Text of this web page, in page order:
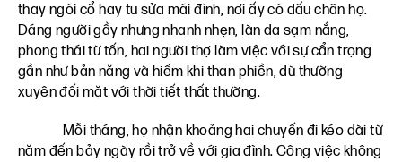
thay ngói cổ hay tu sửa mái đình, nơi ấy có dấu chân họ.
Dáng người gầy nhưng nhanh nhẹn, làn da sạm nắng,
phong thái từ tốn, hai người thợ làm việc với sự cẩn trọng
gần như bản năng và hiếm khi than phiền, dù thường
xuyên đối mặt với thời tiết thất thường.
Mỗi tháng, họ nhận khoảng hai chuyến đi kéo dài từ
năm đến bảy ngày rồi trở về với gia đình. Công việc không